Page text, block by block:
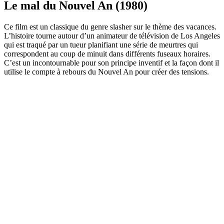
Le mal du Nouvel An (1980)
Ce film est un classique du genre slasher sur le thème des vacances.
L’histoire tourne autour d’un animateur de télévision de Los Angeles
qui est traqué par un tueur planifiant une série de meurtres qui
correspondent au coup de minuit dans différents fuseaux horaires.
C’est un incontournable pour son principe inventif et la façon dont il
utilise le compte à rebours du Nouvel An pour créer des tensions.